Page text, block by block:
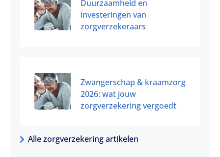
Duurzaamheid en
investeringen van
zorgverzekeraars
Zwangerschap & kraamzorg
2026: wat jouw
zorgverzekering vergoedt
Alle zorgverzekering artikelen